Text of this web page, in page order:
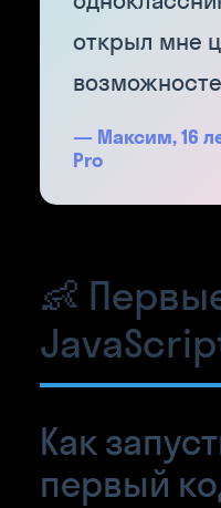
открыл мне
— Максим, 16
Pro
👶
Как
первый